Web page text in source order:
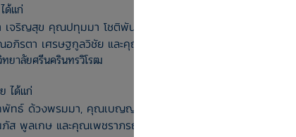
ด้แก่
เจริญสุข คุณปทุมมา โชติพันธุ์ คุณพัชริยา
ภิรตา เศรษฐกูลวิชัย และคุณเอื้ออารี อักษ
ยาลัยศรีนครินทรวิโรฒ
ได้แก่
ทธ์ ด้วงพรมมา, คุณเบญญาภา โกยแก้ว,
พูลเกษ และคุณเพชราภรณ์ ธัชประมุข